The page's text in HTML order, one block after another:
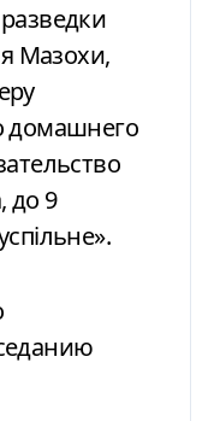
Мазохи,
домашнего
до 9